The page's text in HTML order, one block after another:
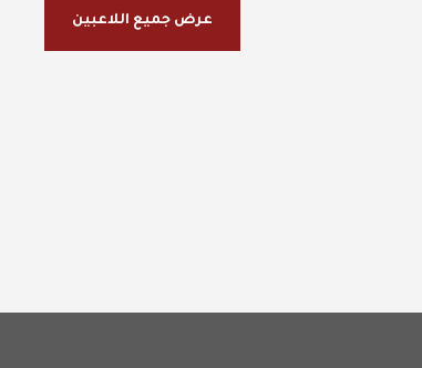
عرض جميع اللاعبين